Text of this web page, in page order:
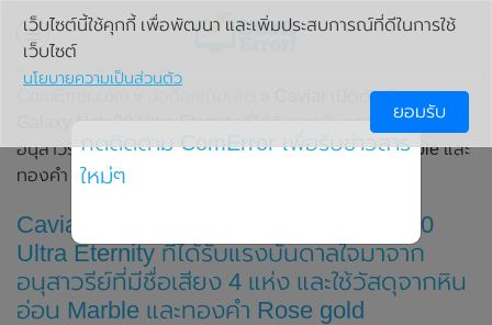
» Caviar เปิดตัว Samsung
Galaxy Note20 Ultra Eternity ที่ได้รับแรงบันดาลใจมาจาก
อนุสาวรีย์ที่มีชื่อเสียง 4 แห่ง และใช้วัสดุจากหินอ่อน Marble และ
ทองคำ Rose gold
Caviar เปิดตัว Samsung Galaxy Note20
Ultra Eternity ที่ได้รับแรงบันดาลใจมาจาก
อนุสาวรีย์ที่มีชื่อเสียง 4 แห่ง และใช้วัสดุจากหิน
อ่อน Marble และทองคำ Rose gold
เว็บไซต์นี้ใช้คุกกี้ เพื่อพัฒนา และเพิ่มประสบการณ์ที่ดีในการใช้
เว็บไซต์
นโยบายความเป็นส่วนตัว
ยอมรับ
กดติดตาม ComError เพื่อรับข่าวสาร
ใหม่ๆ